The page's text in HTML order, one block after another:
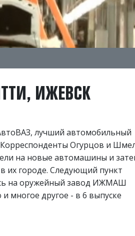
ИЖЕВСК
лучший автомобильный
Коррeспонденты Огурцов и
на новые автомашины и
их городе. Следующий пункт
на оружейный завод ИЖМАШ
многое другое - в 6 выпуске